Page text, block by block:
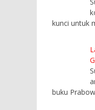
kunci untuk
buku